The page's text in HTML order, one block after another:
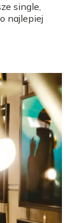
single,
najlepiej